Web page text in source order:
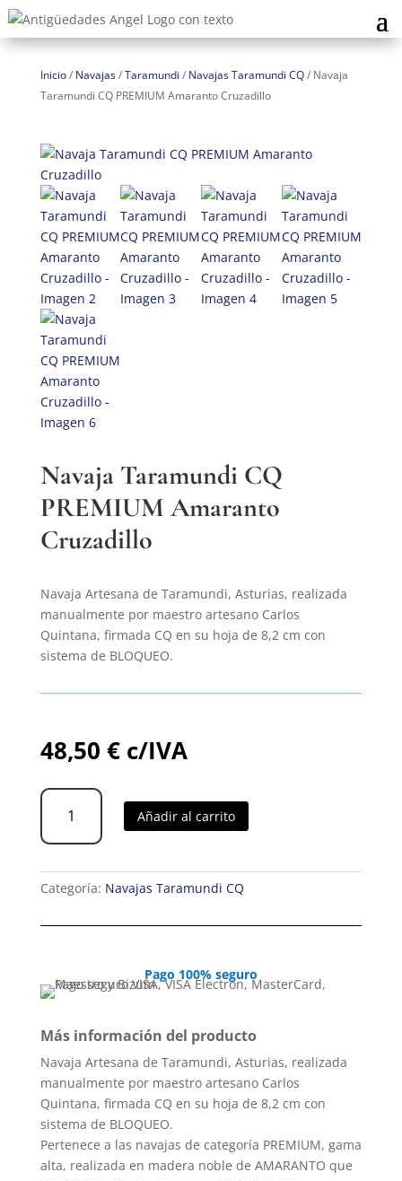
Inicio/ Navajas/Taramundi / Navajas Taramundi CQ/ Navaja
Taramundi CQ PREMIUM Amaranto Cruzadillo
Navaja Taramundi CQ
PREMIUM Amaranto
Cruzadillo
Navaja Artesana de Taramundi, Asturias, realizada
manualmente por maestro artesano Carlos
Quintana, firmada CQ en su hoja de 8,2 cm con
sistema de BLOQUEO.
48,50 € c/IVA
Navaja
Taramundi
CQ
Amaranto
Cruzadillo
cantidad
Añadir al carrito
Categoría: Navajas Taramundi CQ
Pago 100% seguro
Más información del producto
Navaja Artesana de Taramundi, Asturias, realizada
manualmente por maestro artesano Carlos
Quintana, firmada CQ en su hoja de 8,2 cm con
sistema de BLOQUEO.
Pertenece a las navajas de categoría PREMIUM, gama
alta, realizada en madera noble de AMARANTO que